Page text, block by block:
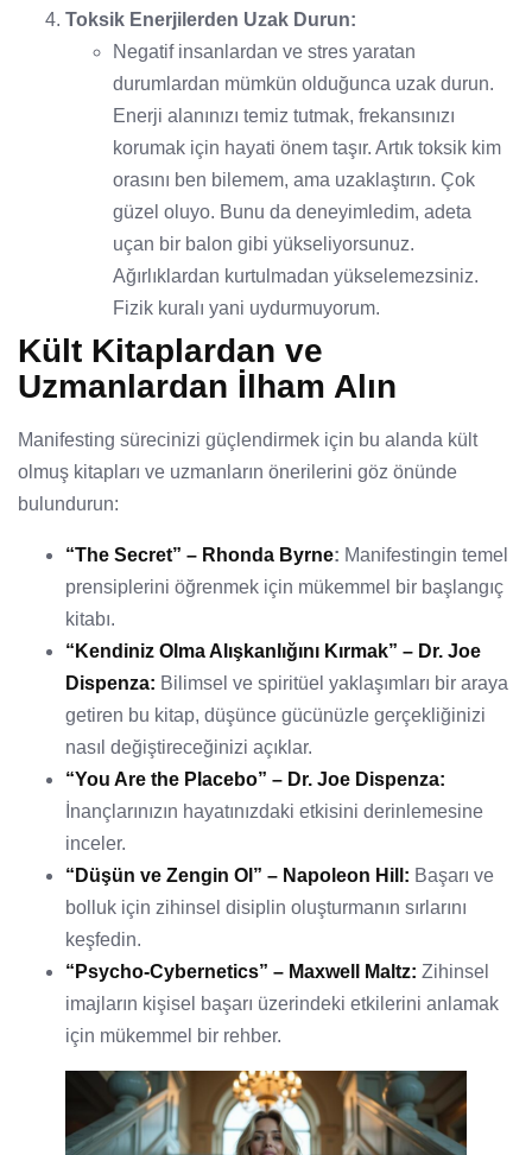
Toksik Enerjilerden Uzak Durun:
Negatif insanlardan ve stres yaratan
durumlardan mümkün olduğunca uzak durun.
Enerji alanınızı temiz tutmak, frekansınızı
korumak için hayati önem taşır. Artık toksik kim
orasını ben bilemem, ama uzaklaştırın. Çok
güzel oluyo. Bunu da deneyimledim, adeta
uçan bir balon gibi yükseliyorsunuz.
Ağırlıklardan kurtulmadan yükselemezsiniz.
Fizik kuralı yani uydurmuyorum.
Kült Kitaplardan ve
Uzmanlardan İlham Alın
Manifesting sürecinizi güçlendirmek için bu alanda kült
olmuş kitapları ve uzmanların önerilerini göz önünde
bulundurun:
“The Secret” – Rhonda Byrne: Manifestingin temel
prensiplerini öğrenmek için mükemmel bir başlangıç
kitabı.
“Kendiniz Olma Alışkanlığını Kırmak” – Dr. Joe
Dispenza: Bilimsel ve spiritüel yaklaşımları bir araya
getiren bu kitap, düşünce gücünüzle gerçekliğinizi
nasıl değiştireceğinizi açıklar.
“You Are the Placebo” – Dr. Joe Dispenza:
İnançlarınızın hayatınızdaki etkisini derinlemesine
inceler.
“Düşün ve Zengin Ol” – Napoleon Hill: Başarı ve
bolluk için zihinsel disiplin oluşturmanın sırlarını
keşfedin.
“Psycho-Cybernetics” – Maxwell Maltz: Zihinsel
imajların kişisel başarı üzerindeki etkilerini anlamak
için mükemmel bir rehber.